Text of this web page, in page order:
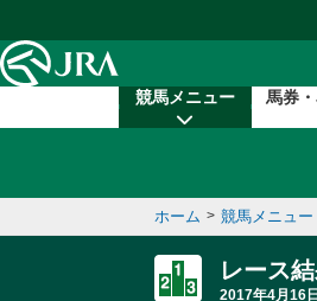
競馬メニュー 馬券
ホーム > 競馬メニュー
レース
2017年4月16